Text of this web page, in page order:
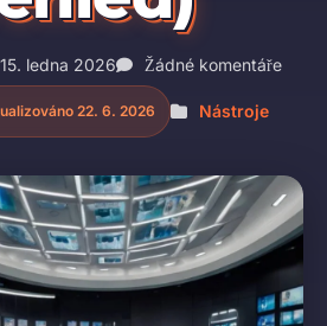
15. ledna 2026 Žádné komentáře
22. 6. 2026 Nástroje